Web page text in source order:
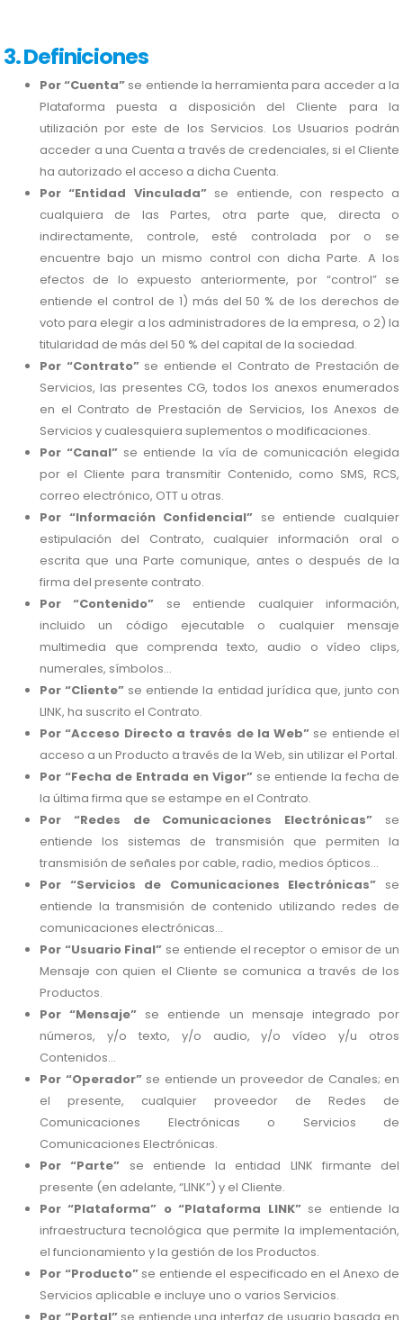
3. Definiciones
Por “Cuenta” se entiende la herramienta para acceder a la
Plataforma puesta a disposición del Cliente para la
utilización por este de los Servicios. Los Usuarios podrán
acceder a una Cuenta a través de credenciales, si el Cliente
ha autorizado el acceso a dicha Cuenta.
Por “Entidad Vinculada”se entiende, con respecto a
cualquiera de las Partes, otra parte que, directa o
indirectamente, controle, esté controlada por o se
encuentre bajo un mismo control con dicha Parte. A los
efectos de lo expuesto anteriormente, por “control” se
entiende el control de 1) más del 50 % de los derechos de
voto para elegir a los administradores de la empresa, o 2) la
titularidad de más del 50 % del capital de la sociedad.
Por “Contrato”se entiende el Contrato de Prestación de
Servicios, las presentes CG, todos los anexos enumerados
en el Contrato de Prestación de Servicios, los Anexos de
Servicios y cualesquiera suplementos o modificaciones.
Por “Canal” se entiende la vía de comunicación elegida
por el Cliente para transmitir Contenido, como SMS, RCS,
correo electrónico, OTT u otras.
Por “Información Confidencial” se entiende cualquier
estipulación del Contrato, cualquier información oral o
escrita que una Parte comunique, antes o después de la
firma del presente contrato.
Por “Contenido” se entiende cualquier información,
incluido un código ejecutable o cualquier mensaje
multimedia que comprenda texto, audio o vídeo clips,
numerales, símbolos...
Por “Cliente” se entiende la entidad jurídica que, junto con
LINK, ha suscrito el Contrato.
Por “Acceso Directo a través de la Web” se entiende el
acceso a un Producto a través de la Web, sin utilizar el Portal.
Por “Fecha de Entrada en Vigor” se entiende la fecha de
la última firma que se estampe en el Contrato.
Por “Redes de Comunicaciones Electrónicas” se
entiende los sistemas de transmisión que permiten la
transmisión de señales por cable, radio, medios ópticos...
Por “Servicios de Comunicaciones Electrónicas” se
entiende la transmisión de contenido utilizando redes de
comunicaciones electrónicas...
Por “Usuario Final” se entiende el receptor o emisor de un
Mensaje con quien el Cliente se comunica a través de los
Productos.
Por “Mensaje” se entiende un mensaje integrado por
números, y/o texto, y/o audio, y/o vídeo y/u otros
Contenidos...
Por “Operador”se entiende un proveedor de Canales; en
el presente, cualquier proveedor de Redes de
Comunicaciones Electrónicas o Servicios de
Comunicaciones Electrónicas.
Por “Parte” se entiende la entidad LINK firmante del
presente (en adelante, “LINK”) y el Cliente.
Por “Plataforma” o “Plataforma LINK”se entiende la
infraestructura tecnológica que permite la implementación,
el funcionamiento y la gestión de los Productos.
Por “Producto”se entiende el especificado en el Anexo de
Servicios aplicable e incluye uno o varios Servicios.